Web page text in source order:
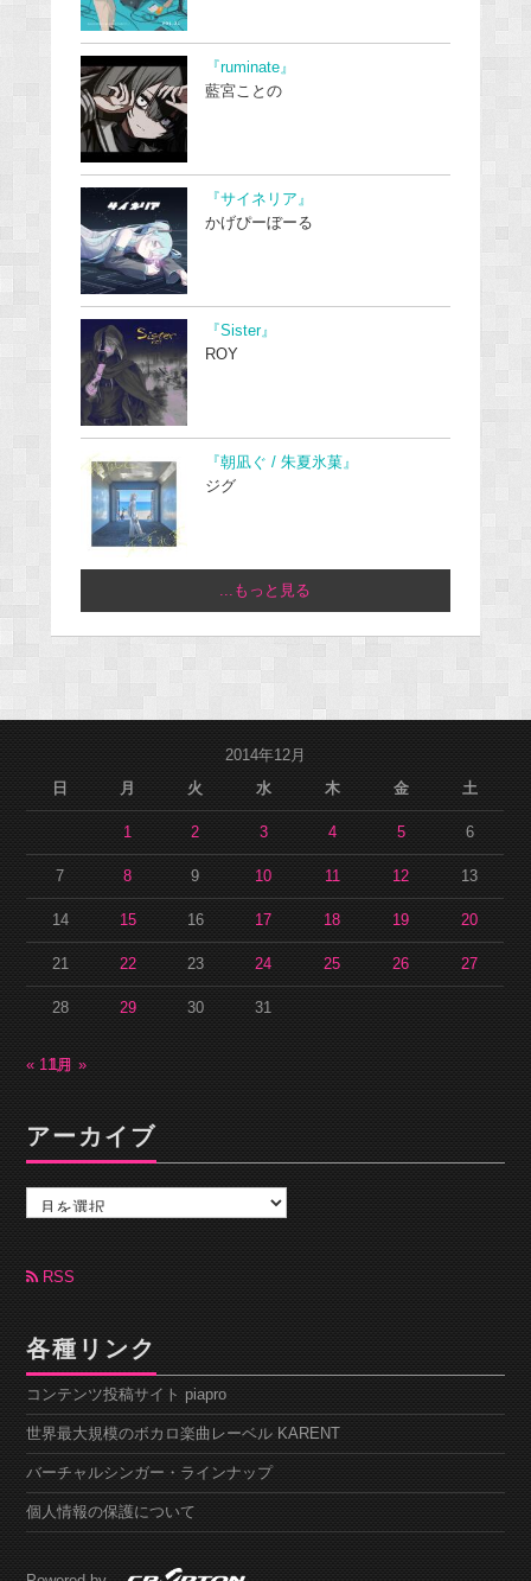
『ruminate』
藍宮ことの
『サイネリア』
かげぴーぼーる
『Sister』
ROY
『朝凪ぐ / 朱夏氷菓』
ジグ
...もっと見る
2014年12月
日
月 火 水 木 金 土
1 2 3 4 5 6
7 8 9 10 11 12 13
14 15 16 17 18 19 20
21 22 23 24 25 26 27
28 29 30 31
« 11月1月 »
アーカイブ
カ
ブ RSS
各種リンク
コンテンツ投稿サイト piapro
世界最大規模のボカロ楽曲レーベル KARENT
バーチャルシンガー・ラインナップ
個人情報の保護について